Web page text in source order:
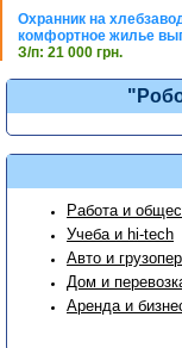
Охранник на
комфортное жилье
З/п: 21 000 грн.
Работа и
Учеба и hi-tech
Авто и
Дом и
Аренда и